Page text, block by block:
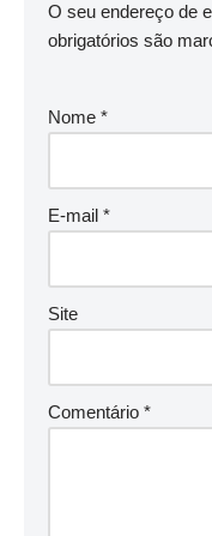
O seu endereço de
obrigatórios são
Nome *
E-mail *
Site
Comentário *